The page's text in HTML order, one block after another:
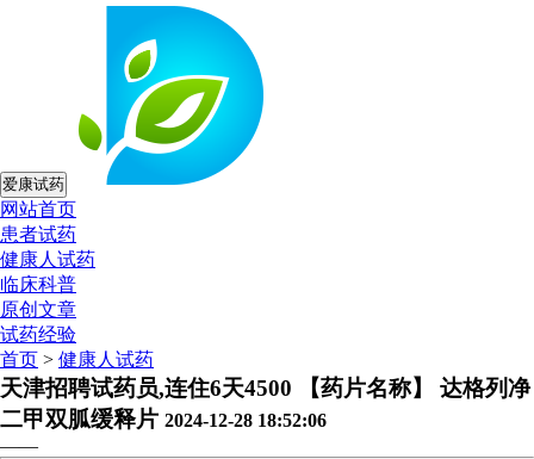
爱康试药
网站首页
患者试药
健康人试药
临床科普
原创文章
试药经验
首页 > 健康人试药
天津招聘试药员,连住6天4500 【药片名称】 达格列净
二甲双胍缓释片 2024-12-28 18:52:06
——